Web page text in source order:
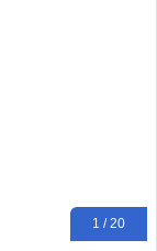
1 / 20